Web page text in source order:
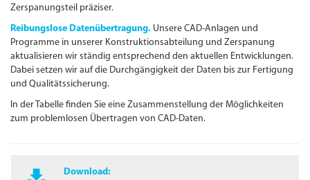
Zerspanungs­teil präziser.
Reibungslose Datenübertragung. UnsereCAD-Anlagen und
Programme in unserer Konstruktionsabteilung und Zerspanung
aktualisieren wir ständig entsprechend den aktuellen Entwicklungen.
Dabei setzen wir auf die Durchgängigkeit der Daten bis zur Fertigung
und Qualitätssicherung.
In der Tabelle finden Sie eine Zusammen­stellung der Möglichkeiten
zum problemlosen Übertragen vonCAD-Daten.
Download: